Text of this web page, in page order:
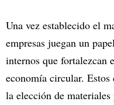
Una vez establecido el
empresas juegan un
internos que fortalezcan
economía circular. Estos
la elección de